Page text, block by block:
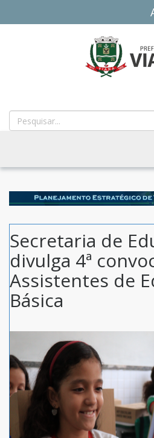
MUNICIPAL
DE
VIANA
ES
Secretaria de
divulga 4ª
Assistentes de
Básica